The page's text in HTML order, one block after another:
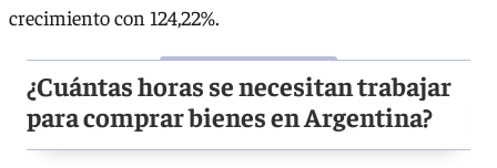
crecimiento con 124,22%.
¿Cuántas horas se necesitan trabajar
para comprar bienes en Argentina?